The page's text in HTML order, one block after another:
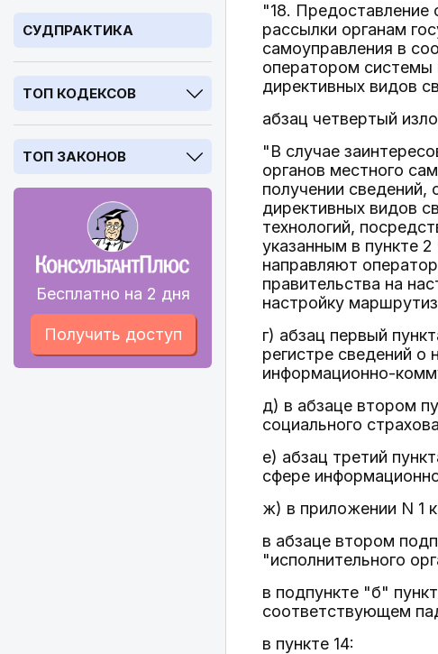
СУДПРАКТИКА
ТОП КОДЕКСОВ
ТОП ЗАКОНОВ
Бесплатно на 2 дня
Получить доступ
"18. Предоставление
рассылки органам
самоуправления в
оператором системы
директивных видов
абзац четвертый
"В случае
органов местного
получении сведений,
директивных видов
технологий,
указанным в пункте 2
направляют
правительства на
настройку
г) абзац первый
регистре сведений о
информационно-
д) в абзаце втором
социального
е) абзац третий
сфере
ж) в приложении N 1
в абзаце втором
"исполнительного
в подпункте "б"
соответствующем
в пункте 14: